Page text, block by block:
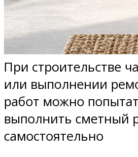
При строительстве
или выполнении
работ можно
выполнить сметный
самостоятельно